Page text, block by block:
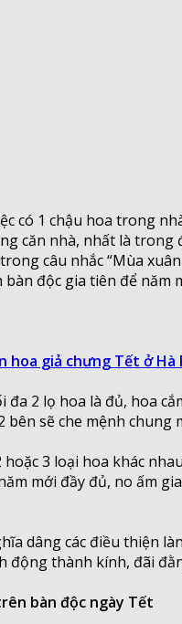
có 1 chậu hoa trong
căn nhà, nhất là
câu nhắc “Mùa
độc gia tiên để năm
hoa giả chưng Tết ở Hà
đa 2 lọ hoa là đủ, hoa
bên sẽ che mệnh
3 loại hoa khác
mới đầy đủ, no ấm
dâng các điều thiện
động thành kính, đãi
bàn độc ngày Tết